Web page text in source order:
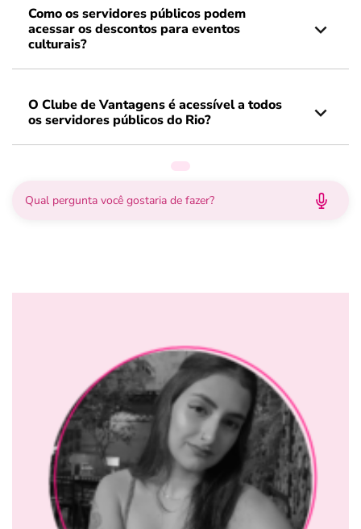
Como os servidores públicos podem
acessar os descontos para eventos
culturais?
O Clube de Vantagens é acessível a todos
os servidores públicos do Rio?